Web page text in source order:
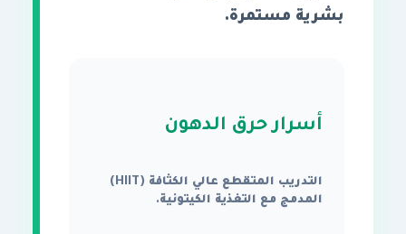
بشرية مستمرة.
أسرار حرق الدهون
التدريب المتقطع عالي الكثافة (HIIT)
المدمج مع التغذية الكيتونية.